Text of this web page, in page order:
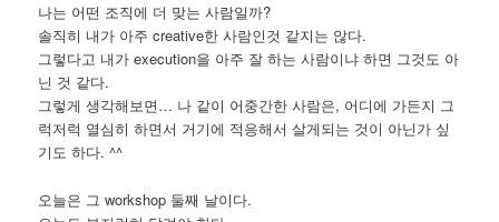
나는 어떤 조직에 더 맞는 사람일까?
솔직히 내가 아주 creative한 사람인것 같지는 않다.
그렇다고 내가 execution을 아주 잘 하는 사람이냐 하면 그것도 아
닌 것 같다.
그렇게 생각해보면… 나 같이 어중간한 사람은, 어디에 가든지 그
럭저럭 열심히 하면서 거기에 적응해서 살게되는 것이 아닌가 싶
기도 하다. ^^
오늘은 그 workshop 둘째 날이다.